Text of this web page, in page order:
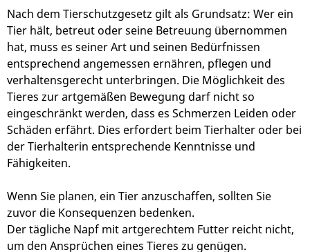
Nach dem Tierschutzgesetz gilt als Grundsatz: Wer ein
Tier hält, betreut oder seine Betreuung übernommen
hat, muss es seiner Art und seinen Bedürfnissen
entsprechend angemessen ernähren, pflegen und
verhaltensgerecht unterbringen. Die Möglichkeit des
Tieres zur artgemäßen Bewegung darf nicht so
eingeschränkt werden, dass es Schmerzen Leiden oder
Schäden erfährt. Dies erfordert beim Tierhalter oder bei
der Tierhalterin entsprechende Kenntnisse und
Fähigkeiten.
Wenn Sie planen, ein Tier anzuschaffen, sollten Sie
zuvor die Konsequenzen bedenken.
Der tägliche Napf mit artgerechtem Futter reicht nicht,
um den Ansprüchen eines Tieres zu genügen.